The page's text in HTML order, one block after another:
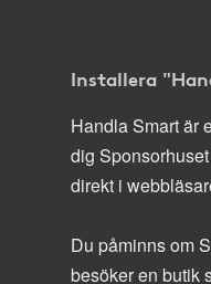
Installera
Handla Smart är
dig
direkt i
Du påminns om
besöker en butik